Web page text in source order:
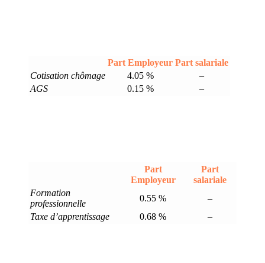
Part Employeur Part salariale
Cotisation chômage
4.05 %
–
AGS
0.15 % –
Part
Employeur
Part
salariale
Formation
professionnelle
0.55 %
–
Taxe d’apprentissage
0.68 % –